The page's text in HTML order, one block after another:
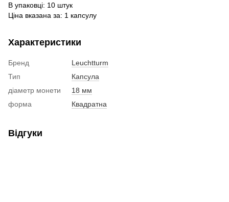
В упаковці: 10 штук
Ціна вказана за: 1 капсулу
Характеристики
Бренд
Leuchtturm
Тип
Капсула
діаметр монети
18 мм
форма
Квадратна
Відгуки